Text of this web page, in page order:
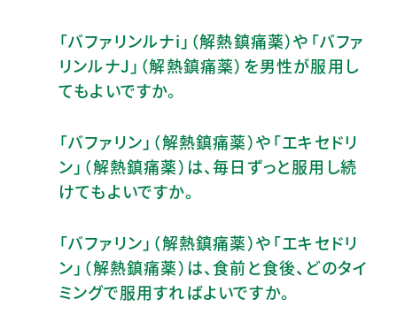
「バファリンルナi」（解熱鎮痛薬）や「バファ
リンルナJ」（解熱鎮痛薬）を男性が服用し
てもよいですか。
「バファリン」（解熱鎮痛薬）や「エキセドリ
ン」（解熱鎮痛薬）は、毎日ずっと服用し続
けてもよいですか。
「バファリン」（解熱鎮痛薬）や「エキセドリ
ン」（解熱鎮痛薬）は、食前と食後、どのタイ
ミングで服用すればよいですか。